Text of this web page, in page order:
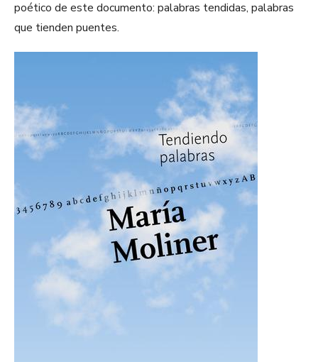
poético de este documento: palabras tendidas, palabras
que tienden puentes.